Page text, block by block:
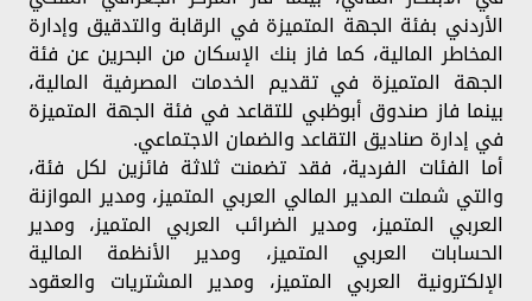
الأردني بفئة الجهة المتميزة في الرقابة والتدقيق وإدارة
المخاطر المالية، كما فاز بنك الإسكان من البحرين عن فئة
الجهة المتميزة في تقديم الخدمات المصرفية المالية،
بينما فاز صندوق أبوظبي للتقاعد في فئة الجهة المتميزة
في إدارة صناديق التقاعد والضمان الاجتماعي.
أما الفئات الفردية، فقد تضمنت ثلاثة فائزين لكل فئة،
والتي شملت المدير المالي العربي المتميز، ومدير الموازنة
العربي المتميز، ومدير الضرائب العربي المتميز، ومدير
الحسابات العربي المتميز، ومدير الأنظمة المالية
الإلكترونية العربي المتميز، ومدير المشتريات والعقود